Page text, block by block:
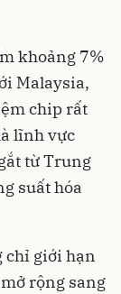
khoảng 7%
Malaysia,
chip rất
lĩnh vực
từ Trung
suất hóa
chỉ giới hạn
rộng sang